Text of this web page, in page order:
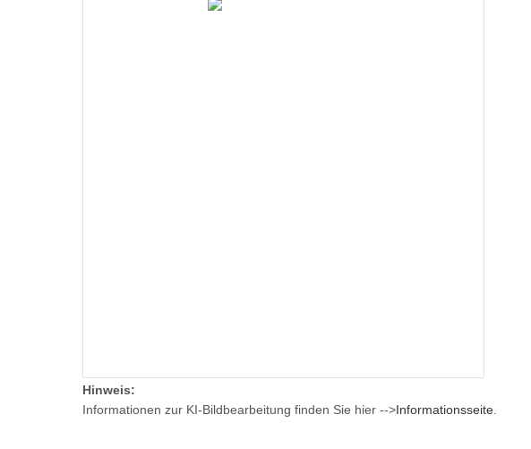
Hinweis:
Informationen zur KI-Bildbearbeitung finden Sie hier -->Informationsseite